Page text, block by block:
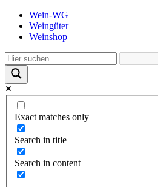
Wein-WG
Weingüter
Weinshop
Exact matches only
Search in title
Search in content